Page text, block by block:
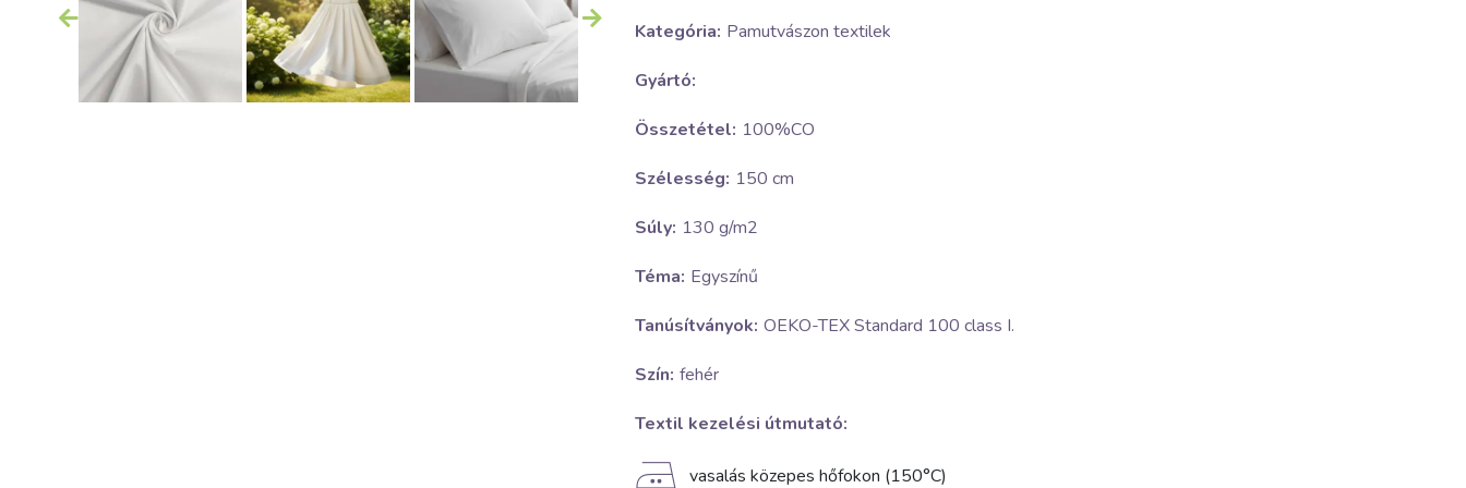
Kategória: Pamutvászon textilek
Gyártó:
Összetétel: 100%CO
Szélesség: 150 cm
Súly: 130 g/m2
Téma: Egyszínű
Tanúsítványok: OEKO-TEX Standard 100 class I.
Szín: fehér
Textil kezelési útmutató:
vasalás közepes hőfokon (150°C)